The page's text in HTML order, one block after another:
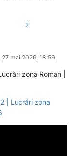
2
27 mai 2026, 18:59
zona Roman |
| Lucrări zona